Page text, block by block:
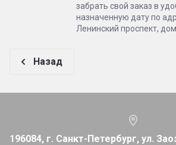
забрать свой заказ в
назначенную дату по
Ленинский проспект,
Назад
196084, г. Санкт-Петербург, ул.